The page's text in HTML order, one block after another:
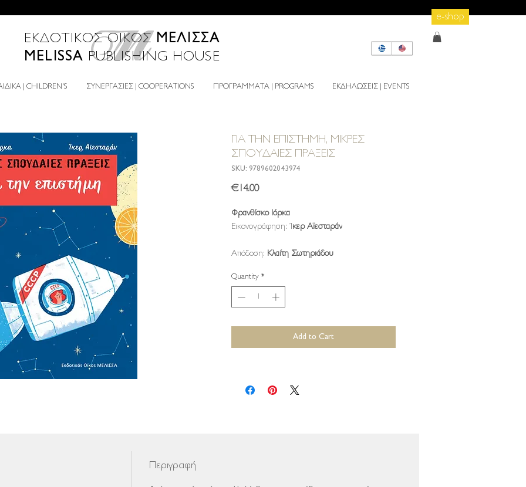
e-shop
ΕΚΔΟΤΙΚΟΣ ΟΙΚΟΣ ΜΕΛΙΣΣΑ
MELISSA PUBLISHING HOUSE
| CHILDREN'S ΣΥΝΕΡΓΑΣΙΕΣ | COOPERATIONS ΠΡΟΓΡΑΜΜΑΤΑ | PROGRAMS ΕΚΔΗΛΩΣΕΙΣ | EVENTS
ΓΙΑ ΤΗΝ ΕΠΙΣΤΗΜΗ, ΜΙΚΡΕΣ
ΣΠΟΥΔΑΙΕΣ ΠΡΑΞΕΙΣ
SKU: 9789602043974
€14.00Price
Φρανθίσκο Ιόρκα
Εικονογράφηση: Ίκερ Αϊεσταράν
Απόδοση: Κλαίτη Σωτηριάδου
Quantity *
Add to Cart
Περιγραφή